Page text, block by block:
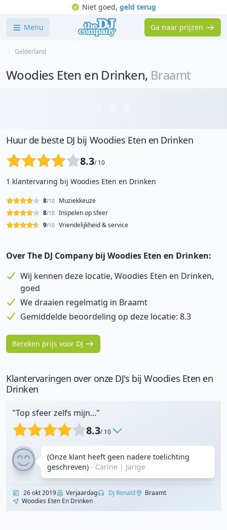
Niet goed, geld terug
Menu Ga naar prijzen
Gelderland
Woodies Eten en Drinken, Braamt
Huur de beste DJ bij Woodies Eten en Drinken
8.3/ 10
1 klantervaring bij Woodies Eten en Drinken
Muziekkeuze
8/10
Inspelen op sfeer
8/10
Vriendelijkheid & service
9/10
Over The DJ Company bij Woodies Eten en Drinken:
Wij kennen deze locatie, Woodies Eten en Drinken,
goed
We draaien regelmatig in Braamt
Gemiddelde beoordeling op deze locatie: 8.3
Bereken prijs voor DJ
Klantervaringen over onze DJ's bij Woodies Eten en
Drinken
"Top sfeer zelfs mijn..."
8.3/ 10
(Onze klant heeft geen nadere toelichting
geschreven) - Carine | Jarige
26 okt 2019 Verjaardag DJ Ronald
Braamt
Woodies Eten En Drinken